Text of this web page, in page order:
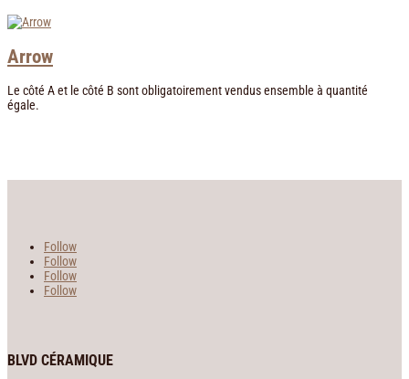
Arrow
Le côté A et le côté B sont obligatoirement vendus ensemble à quantité
égale.
Follow
Follow
Follow
Follow
BLVD CÉRAMIQUE